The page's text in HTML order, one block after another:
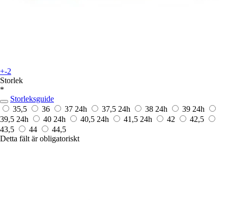
+-2
Storlek
*
Storleksguide
35,5
36 37 24h 37,5 24h 38 24h 39 24h
39,5 24h 40 24h 40,5 24h 41,5 24h 42
42,5
43,5
44
44,5
Detta fält är obligatoriskt